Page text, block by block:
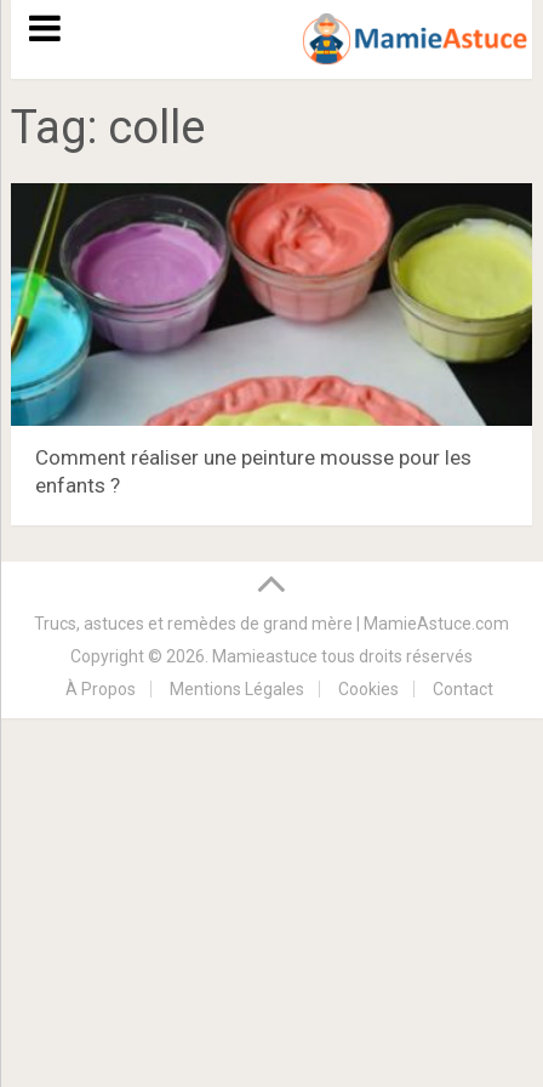
Tag: colle
Comment réaliser une peinture mousse pour les
enfants ?
Trucs, astuces et remèdes de grand mère | MamieAstuce.com
Copyright © 2026. Mamieastuce tous droits réservés
À Propos
Mentions Légales Cookies Contact